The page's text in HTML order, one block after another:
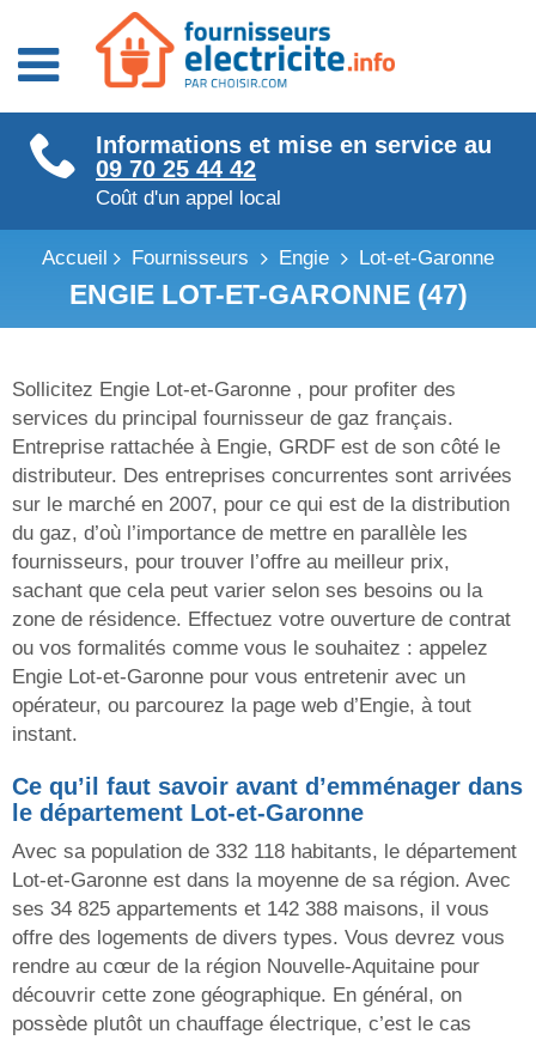
Fournisseurs énergie
Fournisseurs électricité
Fournisseurs gaz
Informations et mise en service au
09 70 25 44 42
Coût d'un appel local
Accueil Fournisseurs Engie Lot-et-Garonne
ENGIE LOT-ET-GARONNE (47)
Sollicitez Engie Lot-et-Garonne , pour profiter des
services du principal fournisseur de gaz français.
Entreprise rattachée à Engie, GRDF est de son côté le
distributeur. Des entreprises concurrentes sont arrivées
sur le marché en 2007, pour ce qui est de la distribution
du gaz, d’où l’importance de mettre en parallèle les
fournisseurs, pour trouver l’offre au meilleur prix,
sachant que cela peut varier selon ses besoins ou la
zone de résidence. Effectuez votre ouverture de contrat
ou vos formalités comme vous le souhaitez : appelez
Engie Lot-et-Garonne pour vous entretenir avec un
opérateur, ou parcourez la page web d’Engie, à tout
instant.
Ce qu’il faut savoir avant d’emménager dans
le département Lot-et-Garonne
Avec sa population de 332 118 habitants, le département
Lot-et-Garonne est dans la moyenne de sa région. Avec
ses 34 825 appartements et 142 388 maisons, il vous
offre des logements de divers types. Vous devrez vous
rendre au cœur de la région Nouvelle-Aquitaine pour
découvrir cette zone géographique. En général, on
possède plutôt un chauffage électrique, c’est le cas